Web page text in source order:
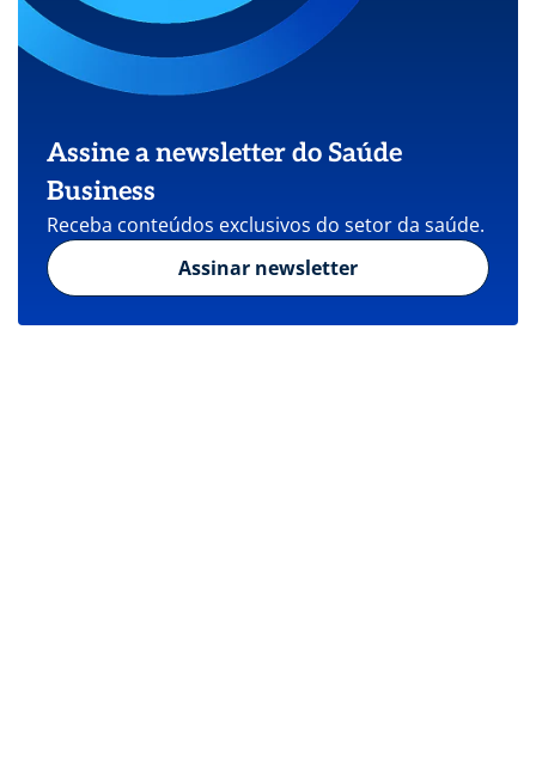
Assine a newsletter do Saúde
Business
Receba conteúdos exclusivos do setor da saúde.
Assinar newsletter